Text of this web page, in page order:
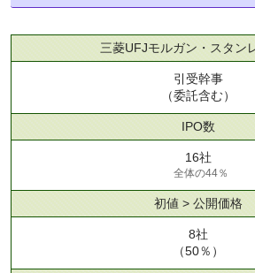
三菱UFJモルガン・スタン
引受幹事
（委託含む）
IPO数
16社
全体の44％
初値 > 公開価格
8社
（50％）